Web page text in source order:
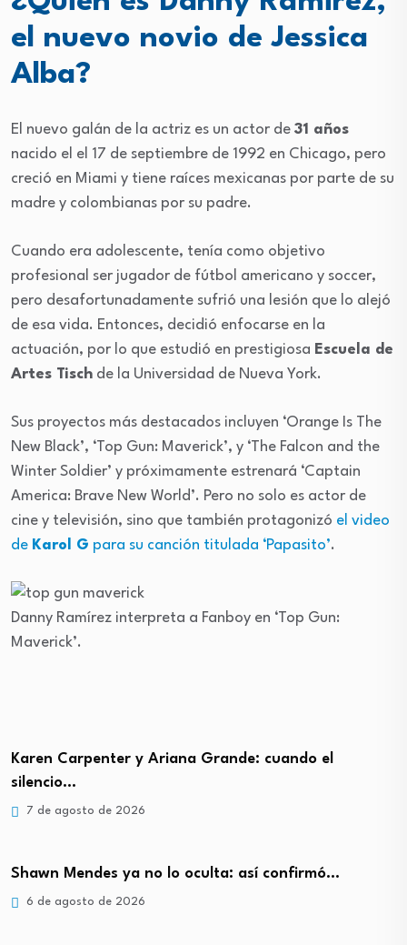
el nuevo novio de Jessica
Alba?
El nuevo galán de la actriz es un actor de 31 años
nacido el el 17 de septiembre de 1992 en Chicago, pero
creció en Miami y tiene raíces mexicanas por parte de su
madre y colombianas por su padre.
Cuando era adolescente, tenía como objetivo
profesional ser jugador de fútbol americano y soccer,
pero desafortunadamente sufrió una lesión que lo alejó
de esa vida. Entonces, decidió enfocarse en la
actuación, por lo que estudió en prestigiosa Escuela de
Artes Tisch de la Universidad de Nueva York.
Sus proyectos más destacados incluyen ‘Orange Is The
New Black’, ‘Top Gun: Maverick’, y ‘The Falcon and the
Winter Soldier’ y próximamente estrenará ‘Captain
America: Brave New World’. Pero no solo es actor de
cine y televisión, sino que también protagonizó el video
de Karol G para su canción titulada ‘Papasito’.
Danny Ramírez interpreta a Fanboy en ‘Top Gun:
Maverick’.
Karen Carpenter y Ariana Grande: cuando el
silencio…
7 de agosto de 2026
Shawn Mendes ya no lo oculta: así confirmó…
6 de agosto de 2026